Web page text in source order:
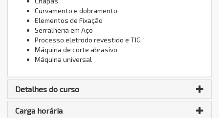
Curvamento e dobramento
Elementos de Fixação
Serralheria em Aço
Processo eletrodo revestido e TIG
Máquina de corte abrasivo
Máquina universal
Detalhes do curso
Carga horária